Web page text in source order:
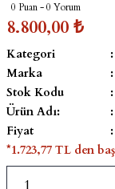
Mum
Elephant
0 Puan - 0 Yorum
8.800,00 ₺
Kategori
Marka
Stok Kodu
Ürün Adı:
Fiyat
*1.723,77 TL den